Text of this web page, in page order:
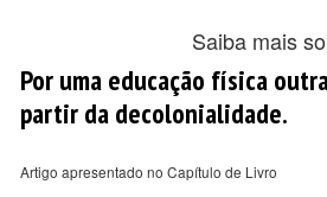
Saiba mais
Por uma educação física
partir da decolonialidade.
Artigo apresentado no Capítulo de Livro